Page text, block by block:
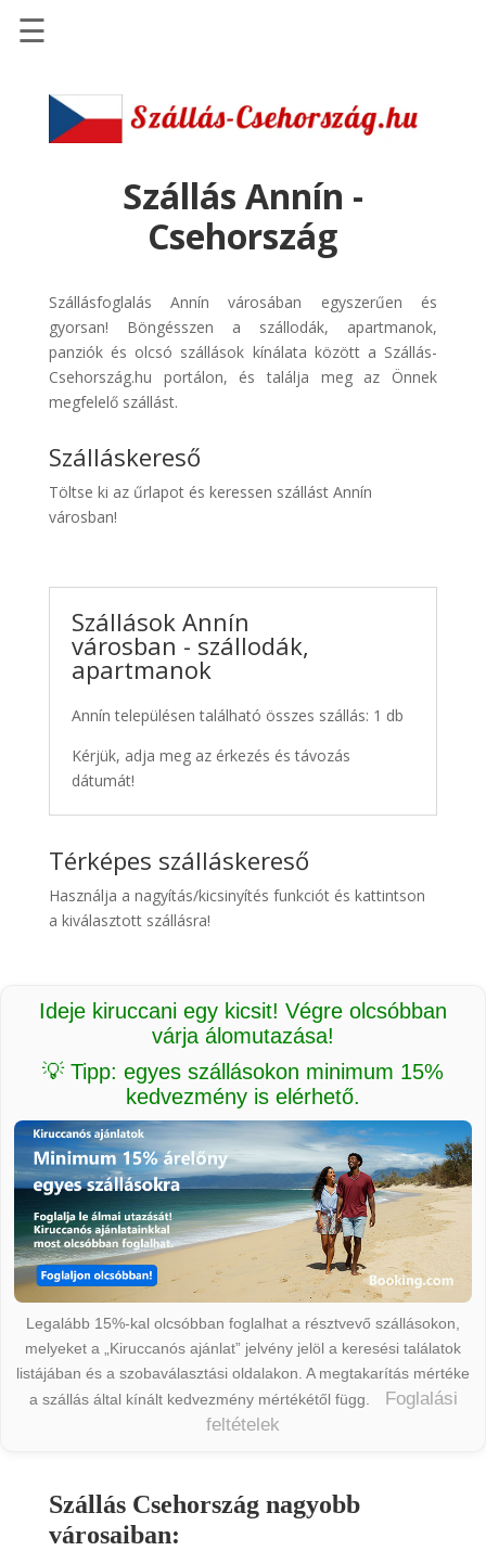
Szállások
Szállásinfo.eu
pénzvisszatérítéssel
Discover
Cars
Transzfer
Kiwi
Taxi
☰
Szállás Annín -
Csehország
Szállásfoglalás Annín városában egyszerűen és
gyorsan! Böngésszen a szállodák, apartmanok,
panziók és olcsó szállások kínálata között a Szállás-
Csehország.hu portálon, és találja meg az Önnek
megfelelő szállást.
Szálláskereső
Töltse ki az űrlapot és keressen szállást Annín
városban!
Szállások Annín
városban - szállodák,
apartmanok
Annín településen található összes szállás: 1 db
Kérjük, adja meg az érkezés és távozás
dátumát!
Térképes szálláskereső
Használja a nagyítás/kicsinyítés funkciót és kattintson
a kiválasztott szállásra!
Ideje kiruccani egy kicsit! Végre olcsóbban
várja álomutazása!
💡 Tipp: egyes szállásokon minimum 15%
kedvezmény is elérhető.
Legalább 15%-kal olcsóbban foglalhat a résztvevő szállásokon,
melyeket a „Kiruccanós ajánlat” jelvény jelöl a keresési találatok
listájában és a szobaválasztási oldalakon. A megtakarítás mértéke
a szállás által kínált kedvezmény mértékétől függ.
Foglalási
feltételek
Szállás Csehország nagyobb
városaiban: